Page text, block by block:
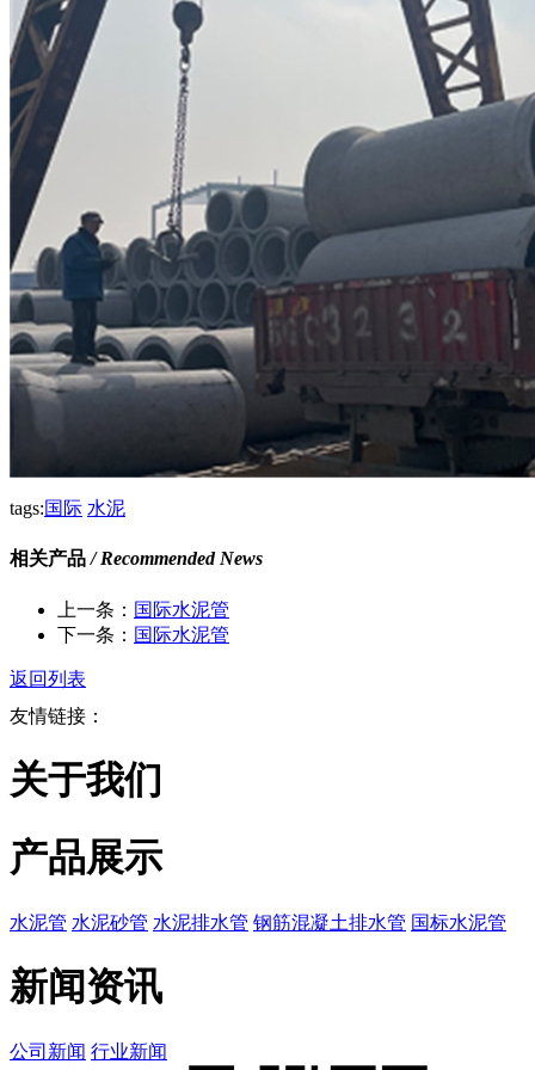
tags:国际 水泥
相关产品/ Recommended News
上一条： 国际水泥管
下一条： 国际水泥管
返回列表
友情链接：
关于我们
产品展示
水泥管 水泥砂管 水泥排水管 钢筋混凝土排水管 国标水泥管
新闻资讯
公司新闻 行业新闻